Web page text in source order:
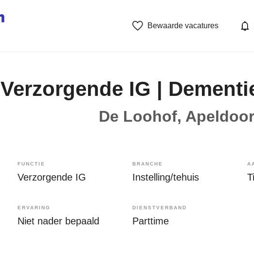
Bewaarde vacatures
Verzorgende IG |
De Loohof,
FUNCTIE
Verzorgende IG
BRANCHE
Instelling/tehuis
ERVARING
Niet nader bepaald
DIENSTVERBAND
Parttime